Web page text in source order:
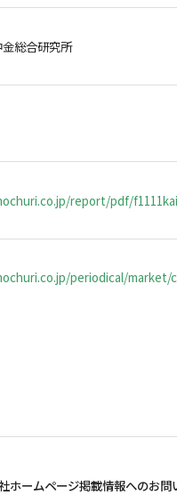
金総合研究所
report/pdf/
periodical/market/
ホームページ掲載情報へのお問